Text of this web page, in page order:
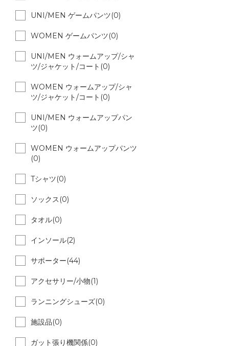
UNI/MEN ゲームパンツ(0)
WOMEN ゲームパンツ(0)
UNI/MEN ウォームアップ/シャ
ツ/ジャケット/コート(0)
WOMEN ウォームアップ/シャ
ツ/ジャケット/コート(0)
UNI/MEN ウォームアップパン
ツ(0)
WOMEN ウォームアップパンツ
(0)
Tシャツ(0)
ソックス(0)
タオル(0)
インソール(2)
サポーター(44)
アクセサリー/小物(1)
ランニングシューズ(0)
施設品(0)
ガット張り機関係(0)